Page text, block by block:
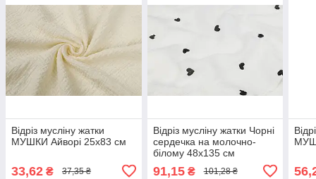
Відріз мусліну жатки
МУШКИ Айворі 25х83 см
33,62 ₴ 37,35 ₴
Відріз мусліну жатки Чорні
сердечка на молочно-
білому 48х135 см
91,15₴ 101,28 ₴